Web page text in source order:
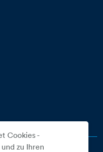
Cookies -
zu Ihren